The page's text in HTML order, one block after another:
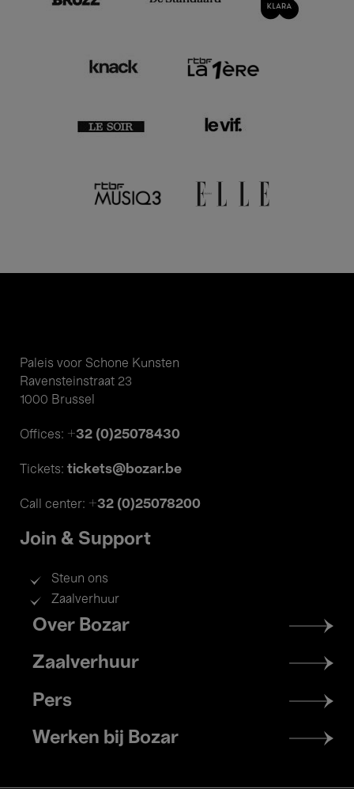
Paleis voor Schone Kunsten
Ravensteinstraat 23
1000 Brussel
Offices: +32 (0)25078430
Tickets: tickets@bozar.be
Call center: +32 (0)25078200
Join & Support
Steun ons
Zaalverhuur
Footer
menu
Over Bozar
Zaalverhuur
Pers
Werken bij Bozar